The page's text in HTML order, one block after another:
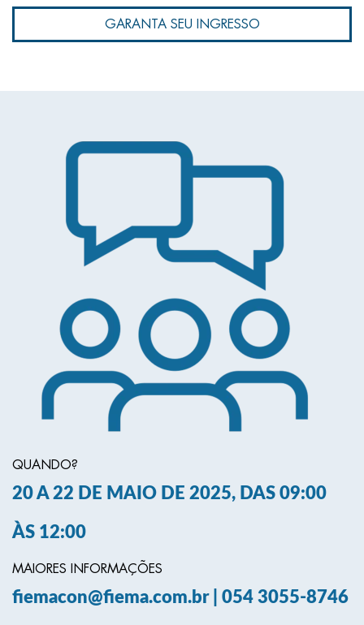
GARANTA SEU INGRESSO
QUANDO?
20 A 22 DE MAIO DE 2025, DAS 09:00
ÀS 12:00
MAIORES INFORMAÇÕES
fiemacon@fiema.com.br | 054 3055-8746